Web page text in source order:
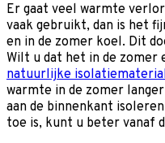
Er gaat veel warmte
vaak gebruikt, dan is het
en in de zomer koel. Dit
Wilt u dat het in de
natuurlijke
warmte in de zomer
aan de binnenkant
toe is, kunt u beter vanaf